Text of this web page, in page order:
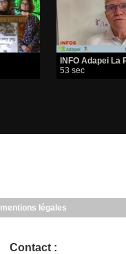
INFO Adapei La
53 sec
mentions légales
Contact :